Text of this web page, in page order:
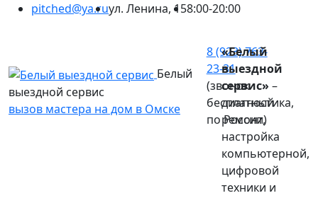
pitched@ya.ruул. Ленина, 158:00-20:00
Белый
выездной сервис
вызов мастера на дом в Омске
8 (923) 763-
23-31
(звонок
бесплатный
по России)
«Белый
выездной
сервис» –
диагностика,
ремонт,
настройка
компьютерной,
цифровой
техники и